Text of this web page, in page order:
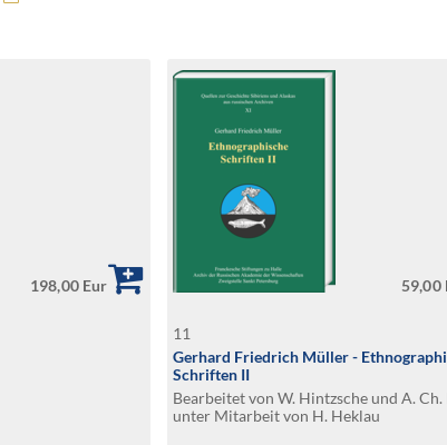
198,00 Eur 59,00
11
Gerhard Friedrich Müller -
Schriften II
Bearbeitet von W. Hintzsche und A.
unter Mitarbeit von H. Heklau